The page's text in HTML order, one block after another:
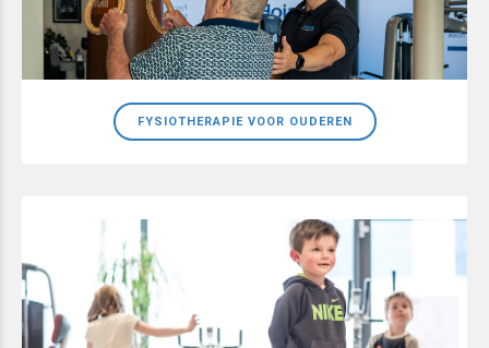
FYSIOTHERAPIE VOOR OUDEREN